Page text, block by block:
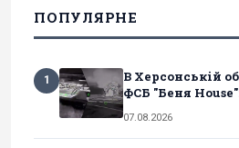
ПОПУЛЯРНЕ
1
В Херсонській
ФСБ "Беня
07.08.2026